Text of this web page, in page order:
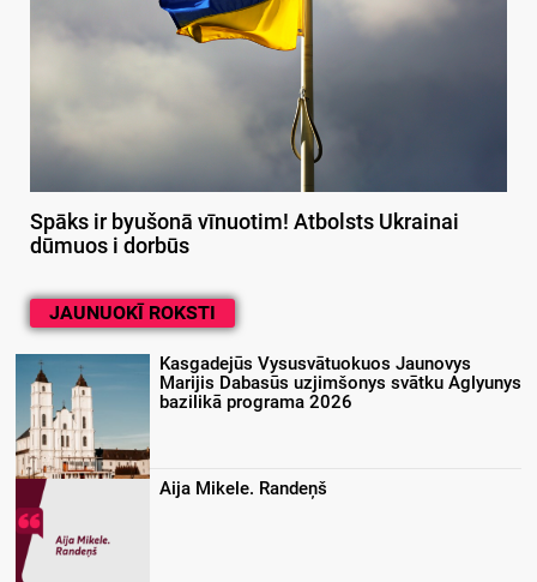
Spāks ir byušonā vīnuotim! Atbolsts Ukrainai
dūmuos i dorbūs
JAUNUOKĪ ROKSTI
Kasgadejūs Vysusvātuokuos Jaunovys
Marijis Dabasūs uzjimšonys svātku Aglyunys
bazilikā programa 2026
Aija Mikele. Randeņš